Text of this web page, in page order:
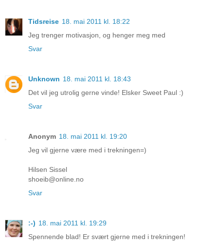
Tidsreise 18. mai 2011 kl. 18:22
Jeg trenger motivasjon, og henger meg med
Svar
Unknown 18. mai 2011 kl. 18:43
Det vil jeg utrolig gerne vinde! Elsker Sweet Paul :)
Svar
Anonym 18. mai 2011 kl. 19:20
Jeg vil gjerne være med i trekningen=)
Hilsen Sissel
shoeib@online.no
Svar
:-) 18. mai 2011 kl. 19:29
Spennende blad! Er svært gjerne med i trekningen!